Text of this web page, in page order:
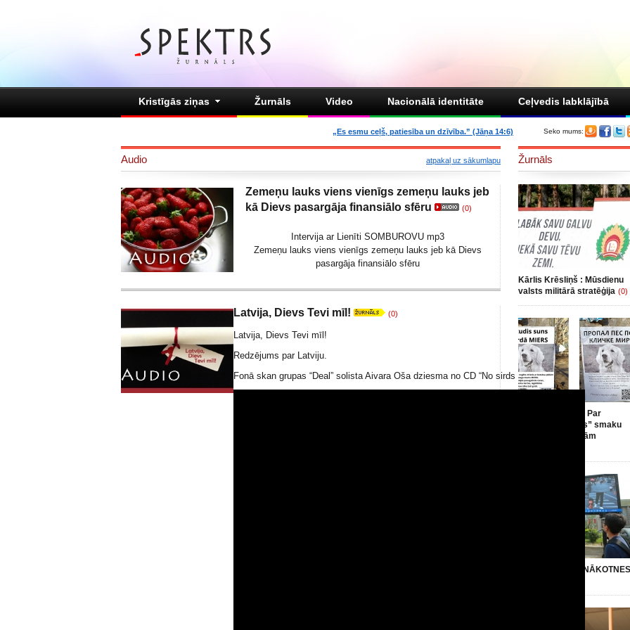
Kristīgās ziņas Žurnāls Video Nacionālā identitāte Ceļvedis labklājībā
Seko mums:
„Es esmu ceļš, patiesība un dzīvība.” (Jāņa 14:6)
Audio atpakaļ uz sākumlapu
Zemeņu lauks viens vienīgs zemeņu lauks jeb
kā Dievs pasargāja finansiālo sfēru
(0)
Intervija ar Lienīti SOMBUROVU mp3
Zemeņu lauks viens vienīgs zemeņu lauks jeb kā Dievs
pasargāja finansiālo sfēru
Latvija, Dievs Tevi mīl! (0)
Latvija, Dievs Tevi mīl!
Redzējums par Latviju.
Fonā skan grupas “Deal” solista Aivara Oša dziesma no CD “No sirds uz sirdi”
Žurnāls
Kārlis Krēsliņš : Mūsdienu
valsts militārā stratēģija (0)
Leonards Inkins: Par
“Krievu pasaules” smaku
un pašsaprotamām
Kārlis Krēsliņš: NĀKOTNES